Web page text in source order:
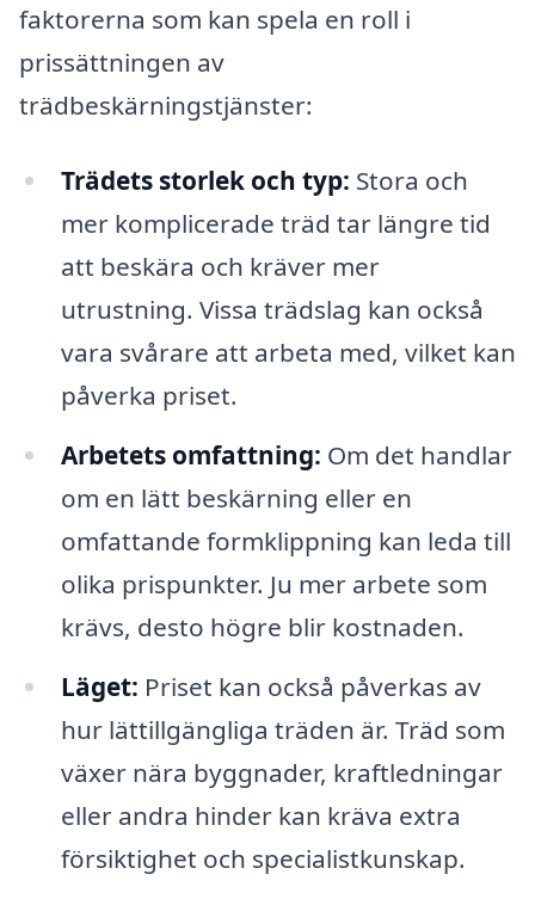
faktorerna som kan spela en roll i
prissättningen av
trädbeskärningstjänster:
Trädets storlek och typ: Stora och
mer komplicerade träd tar längre tid
att beskära och kräver mer
utrustning. Vissa trädslag kan också
vara svårare att arbeta med, vilket kan
påverka priset.
Arbetets omfattning: Om det handlar
om en lätt beskärning eller en
omfattande formklippning kan leda till
olika prispunkter. Ju mer arbete som
krävs, desto högre blir kostnaden.
Läget: Priset kan också påverkas av
hur lättillgängliga träden är. Träd som
växer nära byggnader, kraftledningar
eller andra hinder kan kräva extra
försiktighet och specialistkunskap.